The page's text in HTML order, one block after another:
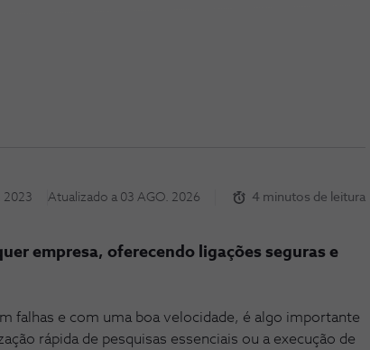
2023 Atualizado a 03 AGO. 2026 4 minutos de leitura
empresa, oferecendo ligações seguras e
falhas e com uma boa velocidade, é algo importante
rápida de pesquisas essenciais ou a execução de